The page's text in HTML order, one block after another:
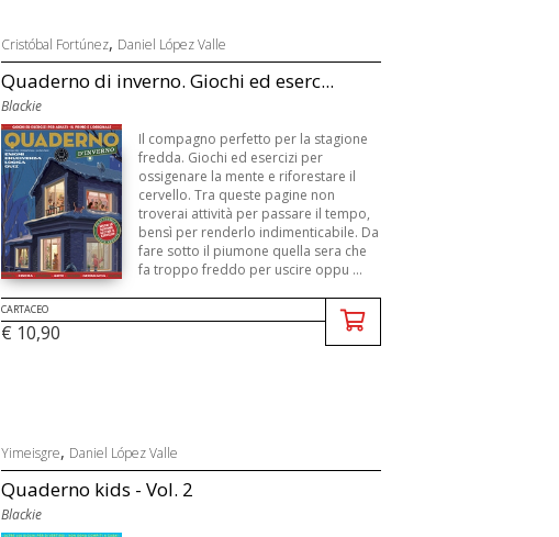
Cristóbal Fortúnez, Daniel López Valle
Quaderno di inverno. Giochi ed eserc...
Blackie
Il compagno perfetto per la stagione
fredda. Giochi ed esercizi per
ossigenare la mente e riforestare il
cervello. Tra queste pagine non
troverai attività per passare il tempo,
bensì per renderlo indimenticabile. Da
fare sotto il piumone quella sera che
fa troppo freddo per uscire oppu ...
CARTACEO
€ 10,90
Yimeisgre, Daniel López Valle
Quaderno kids - Vol. 2
Blackie